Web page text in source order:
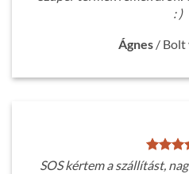
: )
Ágnes / Bolt
SOS kértem a szállítást,